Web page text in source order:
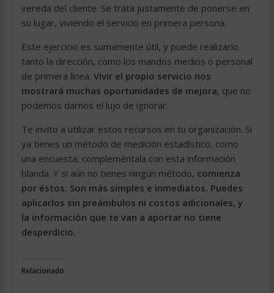
vereda del cliente. Se trata justamente de ponerse en
su lugar, viviendo el servicio en primera persona.
Este ejercicio es sumamente útil, y puede realizarlo
tanto la dirección, como los mandos medios o personal
de primera línea. Vivir el propio servicio nos
mostrará muchas oportunidades de mejora, que no
podemos darnos el lujo de ignorar.
Te invito a utilizar estos recursos en tu organización. Si
ya tienes un método de medición estadístico, como
una encuesta, compleméntala con esta información
blanda. Y si aún no tienes ningún método, comienza
por éstos. Son más simples e inmediatos. Puedes
aplicarlos sin preámbulos ni costos adicionales, y
la información que te van a aportar no tiene
desperdicio.
Relacionado